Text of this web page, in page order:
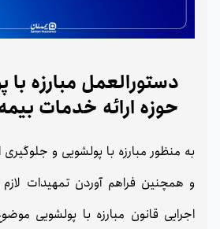
دستور‌العمل مبارزه
حوزه ارائه خدمات
به منظور مبارزه با پولشویی و جلوگیری
و همچنین فراهم آوردن تمهیدات لازم
اجرایی قانون مبارزه با پولشویی